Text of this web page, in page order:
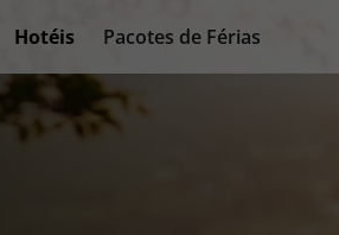
Hotéis
Pacotes de Férias
Blog TopViagens